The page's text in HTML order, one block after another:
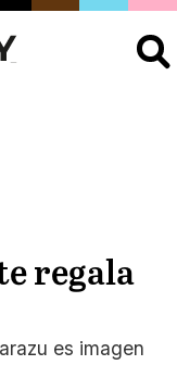
regala
es imagen